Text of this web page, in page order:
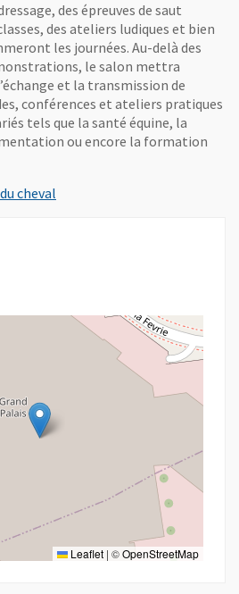
des épreuves de saut
des ateliers ludiques et bien
les journées. Au-delà des
le salon mettra
et la transmission de
conférences et ateliers pratiques
tels que la santé équine, la
ou encore la formation
cheval
l'handicap Moteur
Leaflet | ©OpenStreetMap